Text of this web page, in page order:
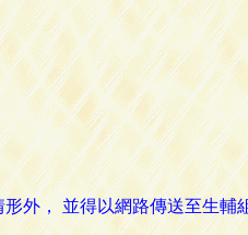
外， 並得以網路傳送至生